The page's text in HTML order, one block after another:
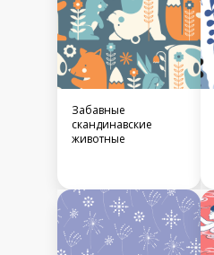
Забавные
скандинавские
животные